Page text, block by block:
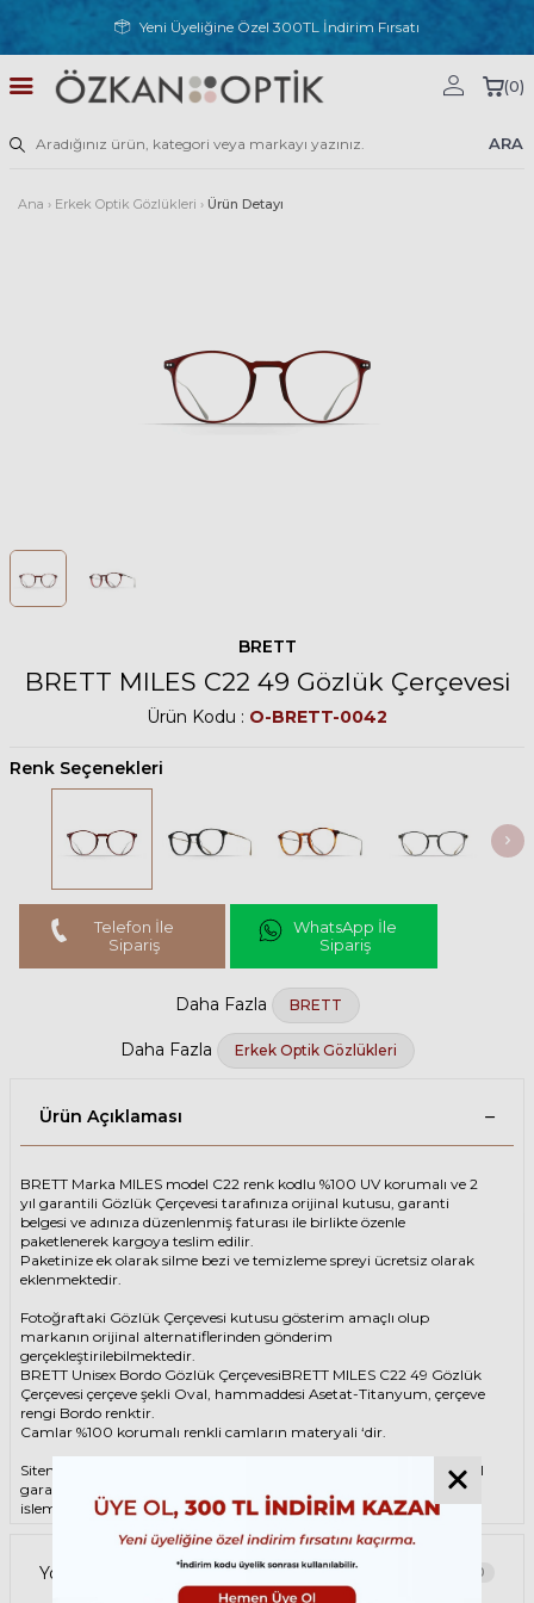
Yeni Üyeliğine Özel 300TL İndirim Fırsatı
ARA
(0)
Ana › Erkek Optik Gözlükleri › Ürün Detayı
BRETT
BRETT MILES C22 49 Gözlük Çerçevesi
Ürün Kodu : O-BRETT-0042
Renk Seçenekleri
Telefon İle
Sipariş
WhatsApp İle
Sipariş
Daha Fazla BRETT
Daha Fazla Erkek Optik Gözlükleri
Ürün Açıklaması
BRETT Marka MILES model C22 renk kodlu %100 UV korumalı ve 2
yıl garantili Gözlük Çerçevesi tarafınıza orijinal kutusu, garanti
belgesi ve adınıza düzenlenmiş faturası ile birlikte özenle
paketlenerek kargoya teslim edilir.
Paketinize ek olarak silme bezi ve temizleme spreyi ücretsiz olarak
eklenmektedir.
Fotoğraftaki Gözlük Çerçevesi kutusu gösterim amaçlı olup
markanın orijinal alternatiflerinden gönderim
gerçekleştirilebilmektedir.
BRETT Unisex Bordo Gözlük ÇerçevesiBRETT MILES C22 49 Gözlük
Çerçevesi çerçeve şekli Oval, hammaddesi Asetat-Titanyum, çerçeve
rengi Bordo renktir.
Camlar %100 korumalı renkli camların materyali ‘dir.
Sitemizden alacağınız BRETT Gözlük Çerçevesi %100 orijinal ve 2 yıl
garantilidir. Garanti kapsamındaki tüm parça değişim ve tamir
işlemlerini ÖZKAN OPTİKmağazalarından ücretsiz olarak destek
Garanti kapsamı dışındaki tüm parça değişim ve tamir işlemleri için
parça ücreti karşılığında ömür boyu Özkan Optik mağazalarından
Yorumlar 0